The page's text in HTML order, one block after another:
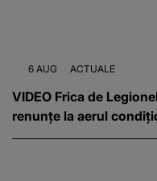
6 AUG ACTUALE
VIDEO Frica de
renunțe la aerul